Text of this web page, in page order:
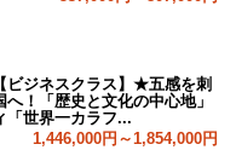
ビジネスクラス】★五感を刺
！「歴史と文化の中心地」
「世界一カラフ...
1,446,000円～1,854,000円